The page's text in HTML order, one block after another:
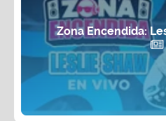
Zona Encendida: